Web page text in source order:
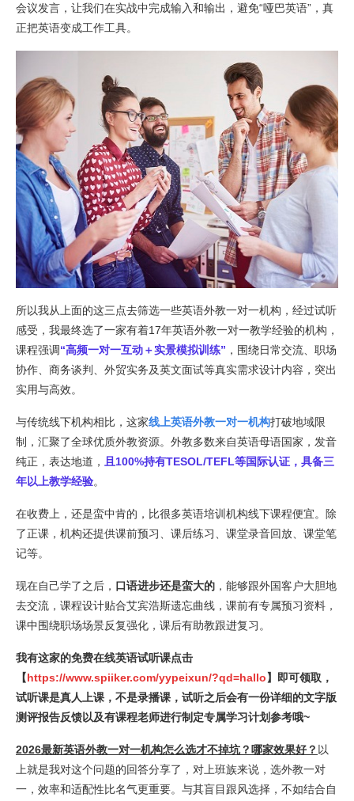
会议发言，让我们在实战中完成输入和输出，避免“哑巴英语”，真
正把英语变成工作工具。
所以我从上面的这三点去筛选一些英语外教一对一机构，经过试听
感受，我最终选了一家有着17年英语外教一对一教学经验的机构，
课程强调“高频一对一互动＋实景模拟训练” ，围绕日常交流、职场
协作、商务谈判、外贸实务及英文面试等真实需求设计内容，突出
实用与高效。
与传统线下机构相比，这家线上英语外教一对一机构打破地域限
制，汇聚了全球优质外教资源。外教多数来自英语母语国家，发音
纯正，表达地道，
且100%持有TESOL/TEFL等国际认证，具备三
年以上教学经验。
在收费上，还是蛮中肯的，比很多英语培训机构线下课程便宜。除
了正课，机构还提供课前预习、课后练习、课堂录音回放、课堂笔
记等。
现在自己学了之后， 口语进步还是蛮大的 ，能够跟外国客户大胆地
去交流，课程设计贴合艾宾浩斯遗忘曲线，课前有专属预习资料，
课中围绕职场场景反复强化，课后有助教跟进复习。
我有这家的免费在线英语试听课点击
【https://www.spiiker.com/yypeixun/?qd=hallo】即可领取，
试听课是真人上课，不是录播课，试听之后会有一份详细的文字版
测评报告反馈以及有课程老师进行制定专属学习计划参考哦~
2026最新英语外教一对一机构怎么选才不掉坑？哪家效果好？ 以
上就是我对这个问题的回答分享了，对上班族来说，选外教一对
一，效率和适配性比名气更重要。与其盲目跟风选择，不如结合自